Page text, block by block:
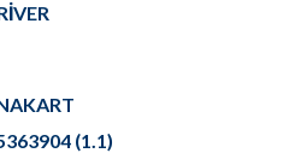
(1.1)